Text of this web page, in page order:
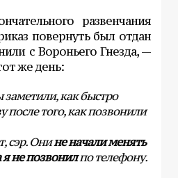
развенчания
повернуть был отдан
с Вороньего Гнезда, —
же день:
заметили, как быстро
после того, как позвонили
сэр. Онине начали менять
я не позвонилпо телефону.